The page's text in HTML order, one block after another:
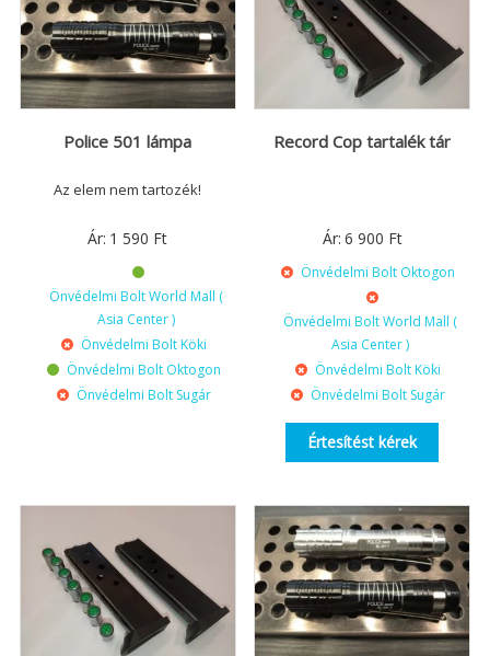
Police 501 lámpa
Az elem nem tartozék!
Ár: 1 590 Ft
Önvédelmi Bolt World Mall (
Asia Center )
Önvédelmi Bolt Köki
Önvédelmi Bolt Oktogon
Önvédelmi Bolt Sugár
Record Cop tartalék tár
Ár: 6 900 Ft
Önvédelmi Bolt Oktogon
Önvédelmi Bolt World Mall (
Asia Center )
Önvédelmi Bolt Köki
Önvédelmi Bolt Sugár
Értesítést kérek